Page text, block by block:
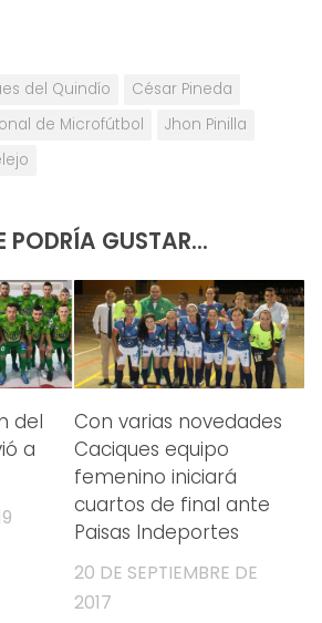
del Quindío
César Pineda
de Microfútbol
Jhon Pinilla
PODRÍA GUSTAR...
del
a
Con varias novedades
Caciques equipo
femenino iniciará
cuartos de final ante
Paisas Indeportes
20 DE SEPTIEMBRE DE
2017